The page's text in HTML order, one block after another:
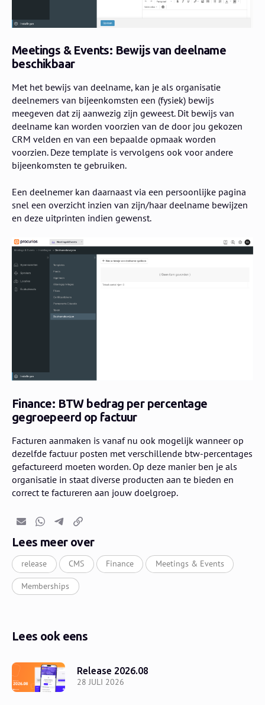
Meetings & Events: Bewijs van deelname
beschikbaar
Met het bewijs van deelname, kan je als organisatie
deelnemers van bijeenkomsten een (fysiek) bewijs
meegeven dat zij aanwezig zijn geweest. Dit bewijs van
deelname kan worden voorzien van de door jou gekozen
CRM velden en van een bepaalde opmaak worden
voorzien. Deze template is vervolgens ook voor andere
bijeenkomsten te gebruiken.
Een deelnemer kan daarnaast via een persoonlijke pagina
snel een overzicht inzien van zijn/haar deelname bewijzen
en deze uitprinten indien gewenst.
Finance: BTW bedrag per percentage
gegroepeerd op factuur
Facturen aanmaken is vanaf nu ook mogelijk wanneer op
dezelfde factuur posten met verschillende btw-percentages
gefactureerd moeten worden. Op deze manier ben je als
organisatie in staat diverse producten aan te bieden en
correct te factureren aan jouw doelgroep.
E-mailWhatsapp
TelegramKopieer link
Lees meer over
release CMS Finance Meetings & Events
Memberships
Lees ook eens
28 JULI 2026
Release 2026.08